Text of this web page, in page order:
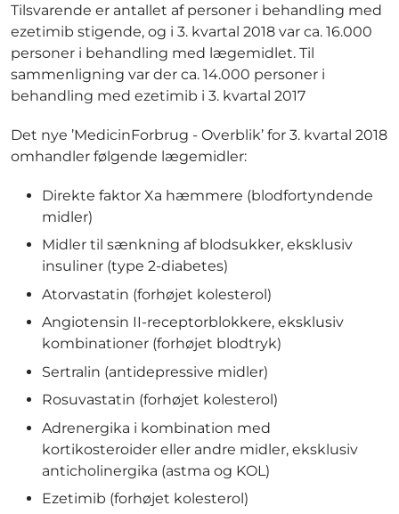
Tilsvarende er antallet af personer i behandling med
ezetimib stigende, og i 3. kvartal 2018 var ca. 16.000
personer i behandling med lægemidlet. Til
sammenligning var der ca. 14.000 personer i
behandling med ezetimib i 3. kvartal 2017
Det nye ’MedicinForbrug - Overblik’ for 3. kvartal 2018
omhandler følgende lægemidler:
Direkte faktor Xa hæmmere (blodfortyndende
midler)
Midler til sænkning af blodsukker, eksklusiv
insuliner (type 2-diabetes)
Atorvastatin (forhøjet kolesterol)
Angiotensin II-receptorblokkere, eksklusiv
kombinationer (forhøjet blodtryk)
Sertralin (antidepressive midler)
Rosuvastatin (forhøjet kolesterol)
Adrenergika i kombination med
kortikosteroider eller andre midler, eksklusiv
anticholinergika (astma og KOL)
Ezetimib (forhøjet kolesterol)